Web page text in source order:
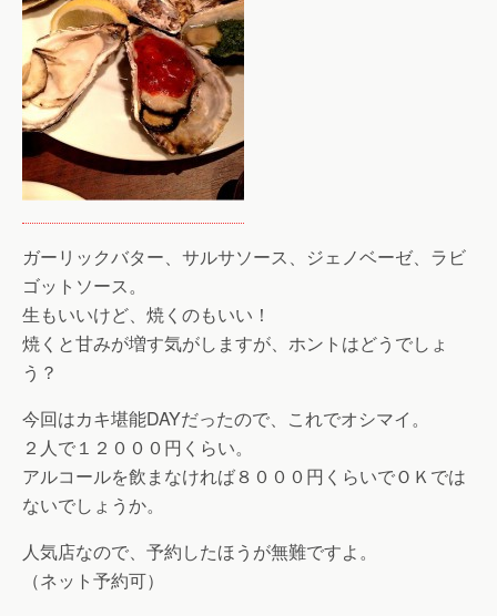
ガーリックバター、サルサソース、ジェノベーゼ、ラビ
ゴットソース。
生もいいけど、焼くのもいい！
焼くと甘みが増す気がしますが、ホントはどうでしょ
う？
今回はカキ堪能DAYだったので、これでオシマイ。
２人で１２０００円くらい。
アルコールを飲まなければ８０００円くらいでＯＫでは
ないでしょうか。
人気店なので、予約したほうが無難ですよ。
（ネット予約可）